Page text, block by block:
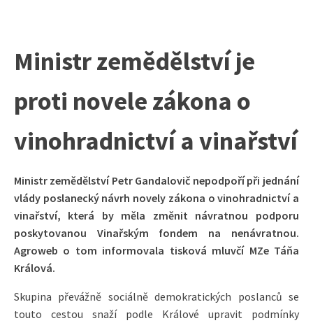
Ministr zemědělství je
proti novele zákona o
vinohradnictví a vinařství
Ministr zemědělství Petr Gandalovič nepodpoří při jednání
vlády poslanecký návrh novely zákona o vinohradnictví a
vinařství, která by měla změnit návratnou podporu
poskytovanou Vinařským fondem na nenávratnou.
Agroweb o tom informovala tisková mluvčí MZe Táňa
Králová.
Skupina převážně sociálně demokratických poslanců se
touto cestou snaží podle Králové upravit podmínky